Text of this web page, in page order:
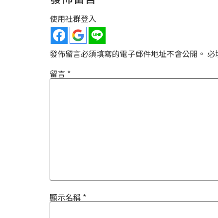
使用社群登入
發佈留言必須填寫的電子郵件地址不會公開。 必
留言 *
顯示名稱 *